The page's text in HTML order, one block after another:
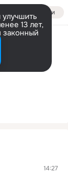
Войти
13 лет,
14:27